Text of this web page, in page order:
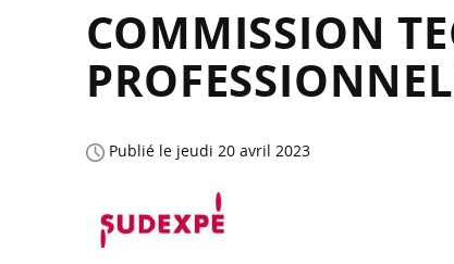
COMMISSION
Publié le jeudi 20 avril 2023